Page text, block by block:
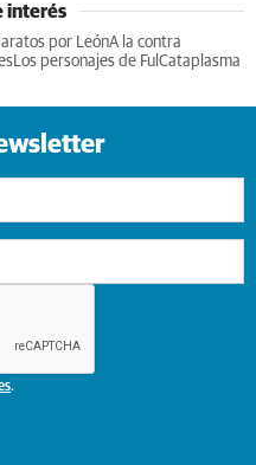
interés
por LeónA la contra
Los personajes de Ful Cataplasma
.